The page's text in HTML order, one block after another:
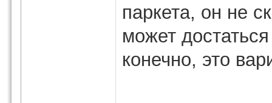
паркета, он не
может
конечно, это